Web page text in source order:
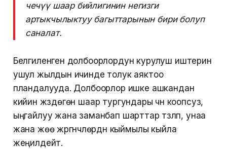
чечүү шаар бийлигинин негизги
артыкчылыктуу багыттарынын бири болуп
саналат.
Белгиленген долбоорлордун курулуш иштерин
ушул жылдын ичинде толук аяктоо
пландалууда. Долбоорлор ишке ашкандан
кийин жүздөгөн шаар тургундары үчүн коопсуз,
ыңгайлуу жана заманбап шарттар түзүлүп, унаа
жана жөө жүргүнчүлөрдүн кыймылы кыйла
жеңилдейт.